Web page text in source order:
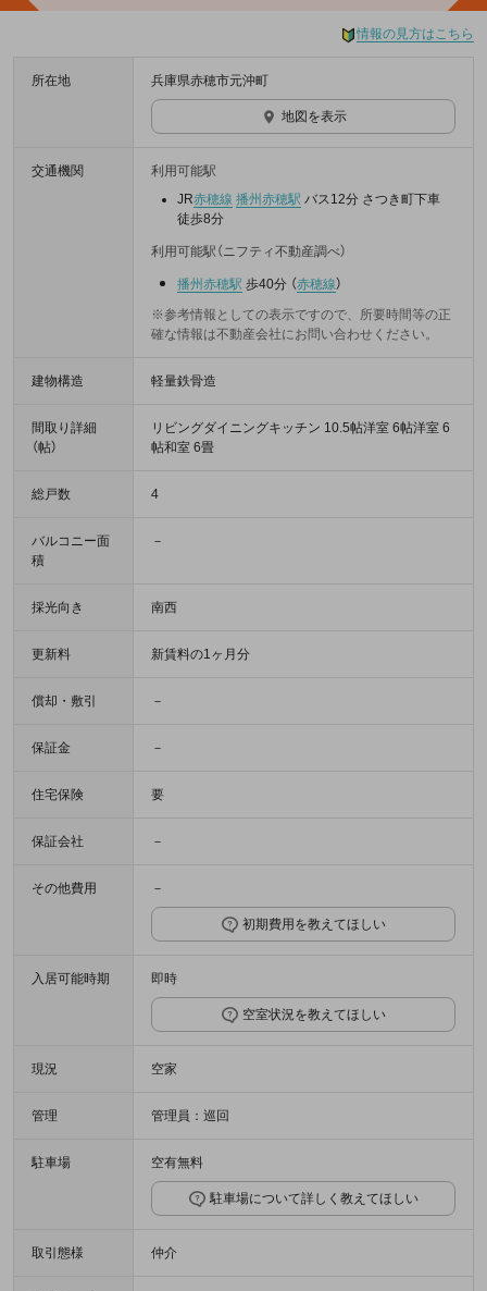
情報の見方はこちら
所在地 兵庫県赤穂市元沖町
地図を表示
交通機関
利用可能駅
JR赤穂線 播州赤穂駅 バス12分 さつき町下車
徒歩8分
利用可能駅（ニフティ不動産調べ）
播州赤穂駅 歩40分 （赤穂線）
※参考情報としての表示ですので、所要時間等の正
確な情報は不動産会社にお問い合わせください。
建物構造 軽量鉄骨造
間取り詳細
（帖）
リビングダイニングキッチン 10.5帖洋室 6帖洋室 6
帖和室 6畳
総戸数 4
バルコニー面
積
－
採光向き 南西
更新料 新賃料の1ヶ月分
償却・敷引 －
保証金 －
住宅保険 要
保証会社 －
その他費用 －
初期費用を教えてほしい
入居可能時期 即時
空室状況を教えてほしい
現況 空家
管理 管理員：巡回
駐車場 空有無料
駐車場について詳しく教えてほしい
取引態様 仲介